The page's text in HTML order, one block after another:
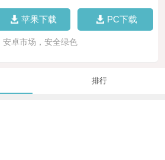
苹果下载 PC下载
安卓市场，安全绿色
排行